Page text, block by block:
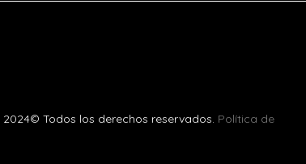
2024© Todos los derechos reservados. Política de